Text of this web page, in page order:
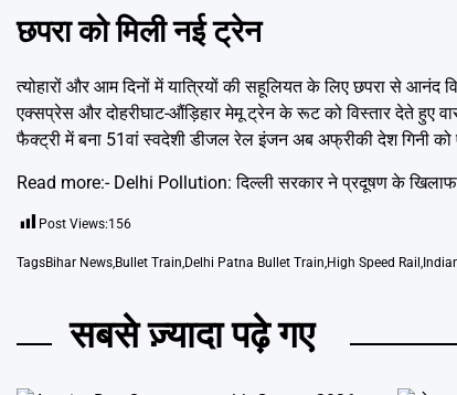
छपरा को मिली नई ट्रेन
त्योहारों और आम दिनों में यात्रियों की सहूलियत के लिए छपरा से
एक्सप्रेस और दोहरीघाट-औंड़िहार मेमू ट्रेन के रूट को विस्तार देते हुए
फैक्ट्री में बना 51वां स्वदेशी डीजल रेल इंजन अब अफ्रीकी देश गिनी को
Read more:- Delhi Pollution: दिल्ली सरकार ने प्रदूषण के खिलाफ
Post Views:156
TagsBihar News,Bullet Train,Delhi Patna Bullet Train,High Speed Rail ,
सबसे ज़्यादा पढ़े गए